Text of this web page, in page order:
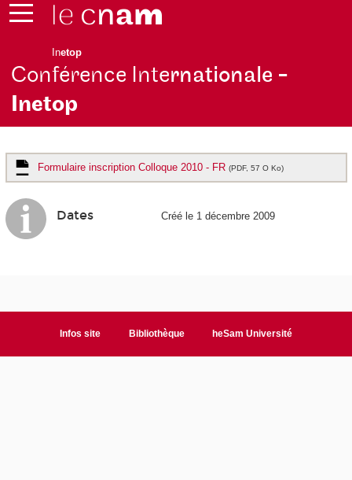
Inetop
Conférence Internationale -
Inetop
Formulaire inscription Colloque 2010 - FR (PDF, 57 O Ko)
Dates Créé le 1 décembre 2009
Infos site Bibliothèque heSam Université